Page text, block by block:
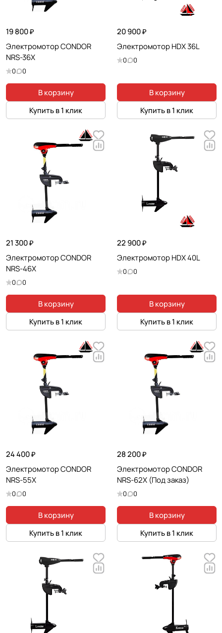
19 800 ₽
Электромотор CONDOR
NRS-36X
0 0
В корзину
Купить в 1 клик
20 900 ₽
Электромотор HDX 36L
0 0
В корзину
Купить в 1 клик
21 300 ₽
Электромотор CONDOR
NRS-46X
0 0
В корзину
Купить в 1 клик
22 900 ₽
Электромотор HDX 40L
0 0
В корзину
Купить в 1 клик
24 400 ₽
Электромотор CONDOR
NRS-55X
0 0
В корзину
Купить в 1 клик
28 200 ₽
Электромотор CONDOR
NRS-62X (Под заказ)
0 0
В корзину
Купить в 1 клик